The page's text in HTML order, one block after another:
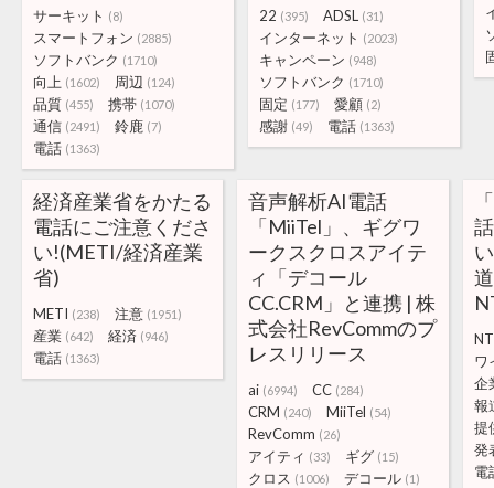
サーキット (8)
スマートフォン (2885)
ソフトバンク (1710)
向上 (1602) 周辺 (124)
品質 (455) 携帯 (1070)
通信 (2491) 鈴鹿 (7)
電話 (1363)
22 (395) ADSL (31)
インターネット (2023)
キャンペーン (948)
ソフトバンク (1710)
固定 (177) 愛顧 (2)
感謝 (49) 電話 (1363)
経済産業省をかたる
電話にご注意くださ
い!(METI/経済産業
省)
METI (238) 注意 (1951)
産業 (642) 経済 (946)
電話 (1363)
音声解析AI電話
「MiiTel」、ギグワ
ークスクロスアイテ
ィ「デコール
CC.CRM」と連携 | 株
式会社RevCommのプ
レスリリース
ai (6994) CC (284)
CRM (240) MiiTel (54)
RevComm (26)
アイティ (33) ギグ (15)
クロス (1006) デコール (1)
ワ
企
報
提
発
電